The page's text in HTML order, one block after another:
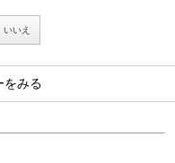
いいえ
をみる